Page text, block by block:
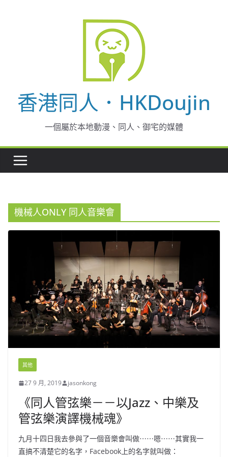
香港同人．HKDoujin
一個屬於本地動漫、同人、御宅的媒體
機械人ONLY 同人音樂會
其他
27 9 月, 2019 jasonkong
《同人管弦樂－－以Jazz、中樂及
管弦樂演譯機械魂》
九月十四日我去參與了一個音樂會叫做⋯⋯嗯⋯⋯其實我一
直搞不清楚它的名字，Facebook上的名字就叫做：